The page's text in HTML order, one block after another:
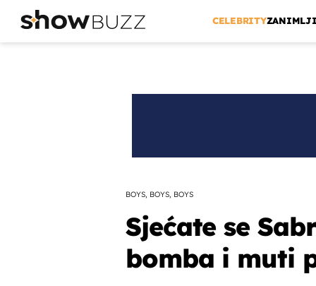
CELEBRITY
BOYS, BOYS, BOYS
Sjećate se
bomba i muti